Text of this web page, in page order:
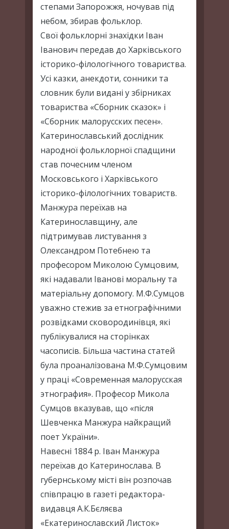
степами Запорожжя, ночував під
небом, збирав фольклор.
Свої фольклорні знахідки Іван
Іванович передав до Харківського
історико-філологічного товариства.
Усі казки, анекдоти, сонники та
словник були видані у збірниках
товариства «Сборник сказок» і
«Сборник малорусских песен».
Катеринославський дослідник
народної фольклорної спадщини
став почесним членом
Московського і Харківського
історико-філологічних товариств.
Манжура переїхав на
Катеринославщину, але
підтримував листування з
Олександром Потебнею та
професором Миколою Сумцовим,
які надавали Іванові моральну та
матеріальну допомогу. М.Ф.Сумцов
уважно стежив за етнографічними
розвідками сковородинівця, які
публікувалися на сторінках
часописів. Більша частина статей
була проаналізована М.Ф.Сумцовим
у праці «Современная малорусская
этнография». Професор Микола
Сумцов вказував, що «після
Шевченка Манжура найкращий
поет України».
Навесні 1884 р. Іван Манжура
переїхав до Катеринослава. В
губернському місті він розпочав
співпрацю в газеті редактора-
видавця А.К.Бєляєва
«Екатеринославский Листок»